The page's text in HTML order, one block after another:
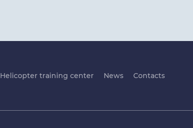
Helicopter training center News Contacts